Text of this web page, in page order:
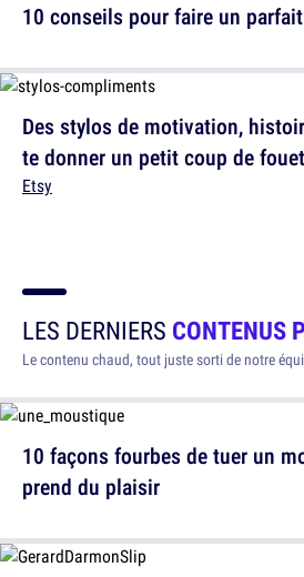
Des stylos de motivation,
te donner un petit coup de fouet
Etsy
10 conseils pour faire un
LES DERNIERS CONTENUS
Le contenu chaud, tout juste sorti de notre
10 façons fourbes de tuer un
prend du plaisir